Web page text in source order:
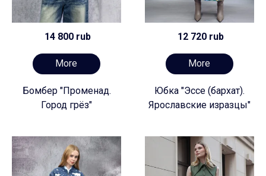
14 800 rub
More
Бомбер "Променад.
Город грёз"
12 720 rub
More
Юбка "Эссе (бархат).
Ярославские изразцы"